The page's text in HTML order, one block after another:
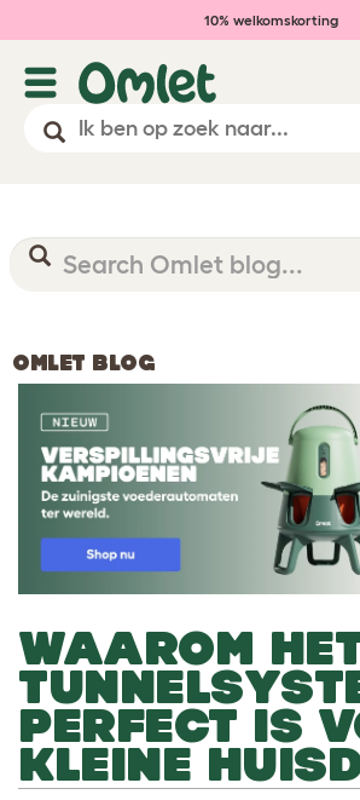
10% welkomskorting
OMLET BLOG
WAAROM
PERFECT IS
KLEINE